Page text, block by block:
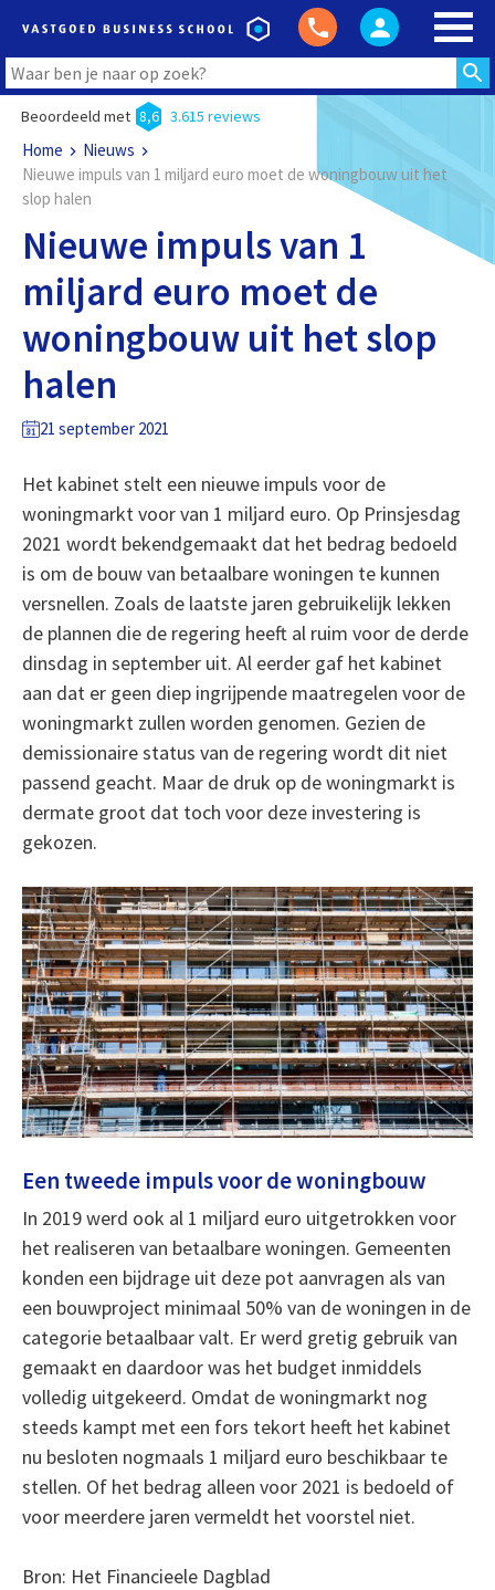
Beoordeeld met 8,6 3.615 reviews
Home
Nieuws
Nieuwe impuls van 1 miljard euro moet de woningbouw uit het
slop halen
Nieuwe impuls van 1
miljard euro moet de
woningbouw uit het slop
halen
21 september 2021
Het kabinet stelt een nieuwe impuls voor de
woningmarkt voor van 1 miljard euro. Op Prinsjesdag
2021 wordt bekendgemaakt dat het bedrag bedoeld
is om de bouw van betaalbare woningen te kunnen
versnellen. Zoals de laatste jaren gebruikelijk lekken
de plannen die de regering heeft al ruim voor de derde
dinsdag in september uit. Al eerder gaf het kabinet
aan dat er geen diep ingrijpende maatregelen voor de
woningmarkt zullen worden genomen. Gezien de
demissionaire status van de regering wordt dit niet
passend geacht. Maar de druk op de woningmarkt is
dermate groot dat toch voor deze investering is
gekozen.
Een tweede impuls voor de woningbouw
In 2019 werd ook al 1 miljard euro uitgetrokken voor
het realiseren van betaalbare woningen. Gemeenten
konden een bijdrage uit deze pot aanvragen als van
een bouwproject minimaal 50% van de woningen in de
categorie betaalbaar valt. Er werd gretig gebruik van
gemaakt en daardoor was het budget inmiddels
volledig uitgekeerd. Omdat de woningmarkt nog
steeds kampt met een fors tekort heeft het kabinet
nu besloten nogmaals 1 miljard euro beschikbaar te
stellen. Of het bedrag alleen voor 2021 is bedoeld of
voor meerdere jaren vermeldt het voorstel niet.
Bron: Het Financieele Dagblad